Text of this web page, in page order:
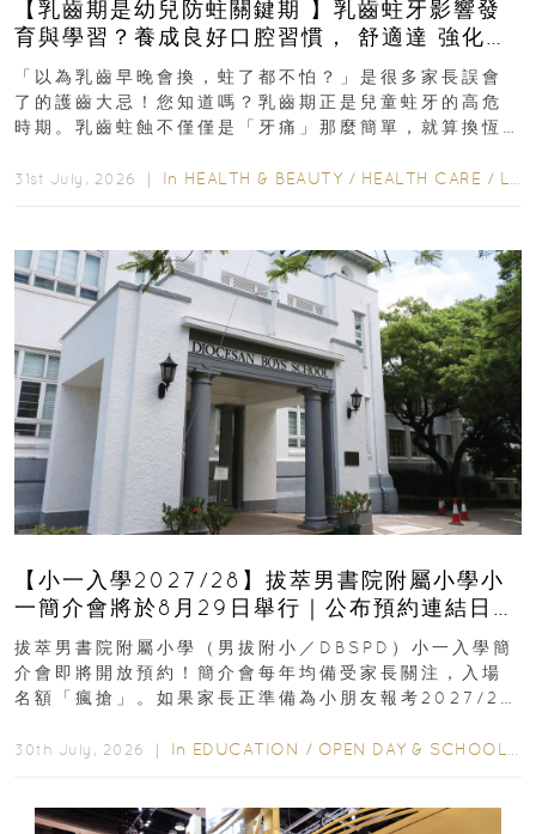
【乳齒期是幼兒防蛀關鍵期 】乳齒蛀牙影響發
育與學習？養成良好口腔習慣， 舒適達 強化琺
瑯質 兒童牙膏防護指南
「以為乳齒早晚會換，蛀了都不怕？」是很多家長誤會
了的護齒大忌！您知道嗎？乳齒期正是兒童蛀牙的高危
時期。乳齒蛀蝕不僅僅是「牙痛」那麼簡單，就算換恆
31st July, 2026 ｜ In HEALTH & BEAUTY / HEALTH CARE / LIFESTYLE
【小一入學2027/28】拔萃男書院附屬小學小
一簡介會將於8月29日舉行｜公布預約連結日期
｜更設有網上重溫
拔萃男書院附屬小學（男拔附小／DBSPD）小一入學簡
介會即將開放預約！簡介會每年均備受家長關注，入場
名額「瘋搶」。如果家長正準備為小朋友報考2027/28
30th July, 2026 ｜ In EDUCATION / OPEN DAY & SCHOOL EVENTS